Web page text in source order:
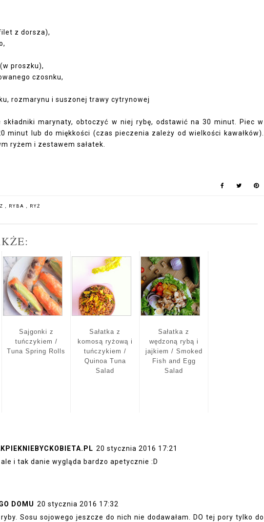
z dorsza),
proszku),
czosnku,
rozmarynu i suszonej trawy cytrynowej
składniki marynaty, obtoczyć w niej rybę, odstawić na 30 minut. Piec w
minut lub do miękkości (czas pieczenia zależy od wielkości kawałków).
ryżem i zestawem sałatek.
RYBA RYŻ
Sajgonki z
tuńczykiem /
Tuna Spring Rolls
Sałatka z
komosą ryżową i
tuńczykiem /
Quinoa Tuna
Salad
Sałatka z
wędzoną rybą i
jajkiem / Smoked
Fish and Egg
Salad
20 stycznia 2016 17:21
i tak danie wygląda bardzo apetycznie :D
DOMU 20 stycznia 2016 17:32
Sosu sojowego jeszcze do nich nie dodawałam. DO tej pory tylko do